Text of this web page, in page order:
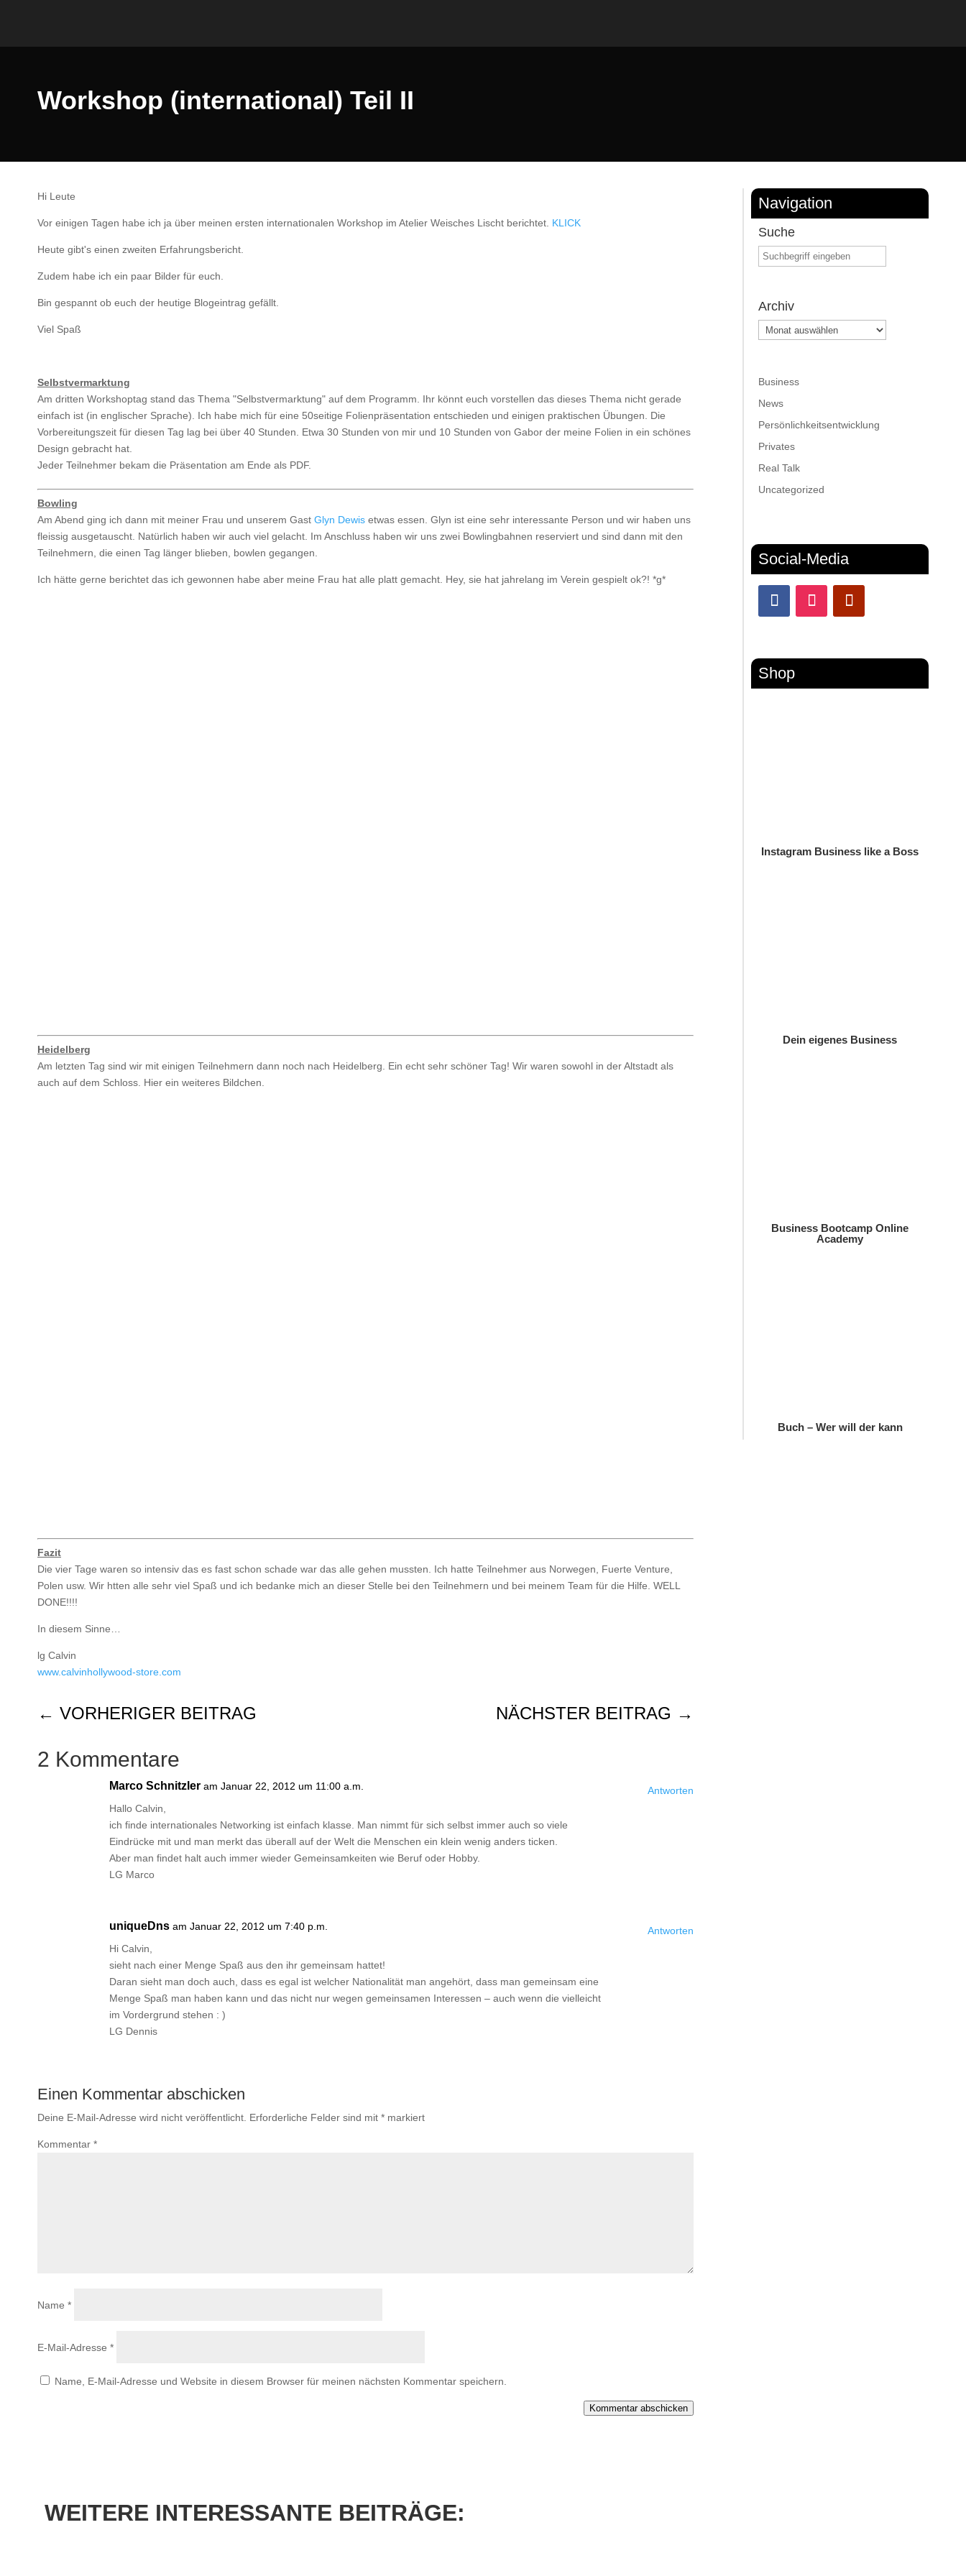
Workshop (international) Teil II
Hi Leute
Vor einigen Tagen habe ich ja über meinen ersten internationalen Workshop im Atelier Weisches Lischt berichtet. KLICK
Heute gibt's einen zweiten Erfahrungsbericht.
Zudem habe ich ein paar Bilder für euch.
Bin gespannt ob euch der heutige Blogeintrag gefällt.
Viel Spaß
Selbstvermarktung
Am dritten Workshoptag stand das Thema "Selbstvermarktung" auf dem Programm. Ihr könnt euch vorstellen das dieses Thema nicht gerade
einfach ist (in englischer Sprache). Ich habe mich für eine 50seitige Folienpräsentation entschieden und einigen praktischen Übungen. Die
Vorbereitungszeit für diesen Tag lag bei über 40 Stunden. Etwa 30 Stunden von mir und 10 Stunden von Gabor der meine Folien in ein schönes
Design gebracht hat.
Jeder Teilnehmer bekam die Präsentation am Ende als PDF.
Bowling
Am Abend ging ich dann mit meiner Frau und unserem Gast Glyn Dewis etwas essen. Glyn ist eine sehr interessante Person und wir haben uns
fleissig ausgetauscht. Natürlich haben wir auch viel gelacht. Im Anschluss haben wir uns zwei Bowlingbahnen reserviert und sind dann mit den
Teilnehmern, die einen Tag länger blieben, bowlen gegangen.
Ich hätte gerne berichtet das ich gewonnen habe aber meine Frau hat alle platt gemacht. Hey, sie hat jahrelang im Verein gespielt ok?! *g*
Heidelberg
Am letzten Tag sind wir mit einigen Teilnehmern dann noch nach Heidelberg. Ein echt sehr schöner Tag! Wir waren sowohl in der Altstadt als
auch auf dem Schloss. Hier ein weiteres Bildchen.
Fazit
Die vier Tage waren so intensiv das es fast schon schade war das alle gehen mussten. Ich hatte Teilnehmer aus Norwegen, Fuerte Venture,
Polen usw. Wir htten alle sehr viel Spaß und ich bedanke mich an dieser Stelle bei den Teilnehmern und bei meinem Team für die Hilfe. WELL
DONE!!!!
In diesem Sinne…
lg Calvin
www.calvinhollywood-store.com
← VORHERIGER BEITRAG NÄCHSTER BEITRAG →
2 Kommentare
Marco Schnitzler am Januar 22, 2012 um 11:00 a.m.
Hallo Calvin,
ich finde internationales Networking ist einfach klasse. Man nimmt für sich selbst immer auch so viele
Eindrücke mit und man merkt das überall auf der Welt die Menschen ein klein wenig anders ticken.
Aber man findet halt auch immer wieder Gemeinsamkeiten wie Beruf oder Hobby.
LG Marco
Antworten
uniqueDns am Januar 22, 2012 um 7:40 p.m.
Hi Calvin,
sieht nach einer Menge Spaß aus den ihr gemeinsam hattet!
Daran sieht man doch auch, dass es egal ist welcher Nationalität man angehört, dass man gemeinsam eine
Menge Spaß man haben kann und das nicht nur wegen gemeinsamen Interessen – auch wenn die vielleicht
im Vordergrund stehen : )
LG Dennis
Antworten
Einen Kommentar abschicken
Deine E-Mail-Adresse wird nicht veröffentlicht. Erforderliche Felder sind mit * markiert
Kommentar *
Name *
E-Mail-Adresse *
Name, E-Mail-Adresse und Website in diesem Browser für meinen nächsten Kommentar speichern.
Kommentar abschicken
Navigation
Suche
Archiv
Archiv
Business
News
Persönlichkeitsentwicklung
Privates
Real Talk
Uncategorized
Social-Media
Shop
Instagram Business like a Boss
Dein eigenes Business
Business Bootcamp Online
Academy
Buch – Wer will der kann
WEITERE INTERESSANTE BEITRÄGE: